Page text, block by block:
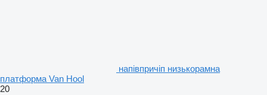
напівпричіп низькорамна
платформа Van Hool
20